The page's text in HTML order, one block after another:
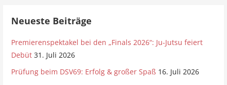
Neueste Beiträge
Premierenspektakel bei den „Finals 2026“: Ju-Jutsu feiert
Debüt 31. Juli 2026
Prüfung beim DSV69: Erfolg & großer Spaß 16. Juli 2026